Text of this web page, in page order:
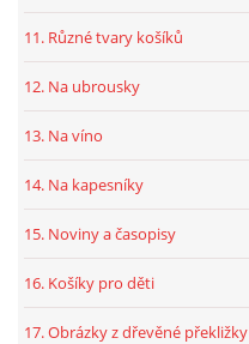
11. Různé tvary košíků
12. Na ubrousky
13. Na víno
14. Na kapesníky
15. Noviny a časopisy
16. Košíky pro děti
17. Obrázky z dřevěné překližky